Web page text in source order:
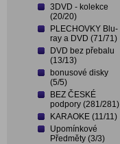
3DVD - kolekce
(20/20)
PLECHOVKY Blu-
ray a DVD (71/71)
DVD bez přebalu
(13/13)
bonusové disky
(5/5)
BEZ ČESKÉ
podpory (281/281)
KARAOKE (11/11)
Upomínkové
Předměty (3/3)